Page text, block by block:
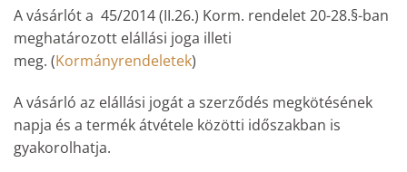
A vásárlót a 45/2014 (II.26.) Korm. rendelet 20-28.§-ban
meghatározott elállási joga illeti
meg. (Kormányrendeletek)
A vásárló az elállási jogát a szerződés megkötésének
napja és a termék átvétele közötti időszakban is
gyakorolhatja.